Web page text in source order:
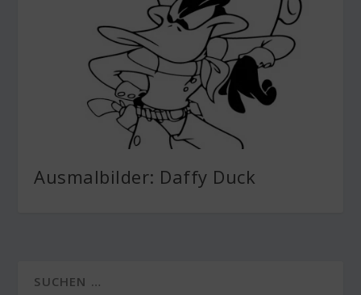
Ausmalbilder: Daffy Duck